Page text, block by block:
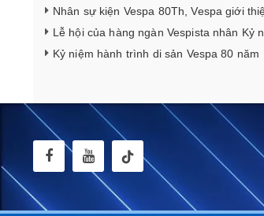
Nhân sự kiện Vespa 80Th, Vespa giới
Lễ hội của hàng ngàn Vespista nhân Kỷ
Kỷ niệm hành trình di sản Vespa 80 năm